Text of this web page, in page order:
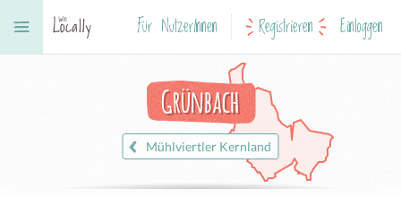
Für NutzerInnen Registrieren Einloggen
Grünbach
Mühlviertler Kernland